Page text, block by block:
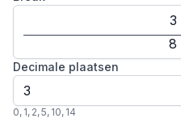
Decimale plaatsen
0, 1, 2,5, 10, 14